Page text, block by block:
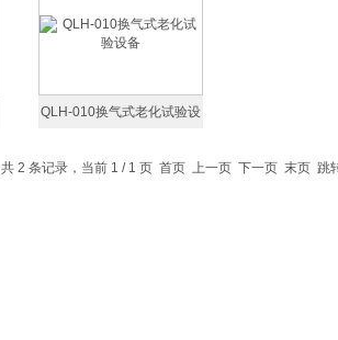
QLH-010换气式老化试验设
共 2 条记录，当前 1 / 1 页 首页 上一页 下一页 末页 跳